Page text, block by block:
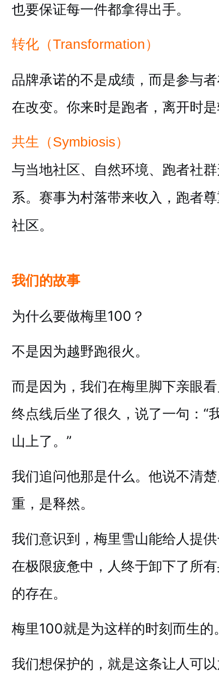
也要保证每一件都拿得出手。
转化（Transformation）
品牌承诺的不是成绩，而是参与
在改变。你来时是跑者，离开时
共生（Symbiosis）
与当地社区、自然环境、跑者社
系。赛事为村落带来收入，跑者
社区。
我们的故事
为什么要做梅里100？
不是因为越野跑很火。
而是因为，我们在梅里脚下亲眼
终点线后坐了很久，说了一句：“
山上了。”
我们追问他那是什么。他说不清
重，是释然。
我们意识到，梅里雪山能给人提
在极限疲惫中，人终于卸下了所
的存在。
梅里100就是为这样的时刻而生的
我们想保护的，就是这条让人可